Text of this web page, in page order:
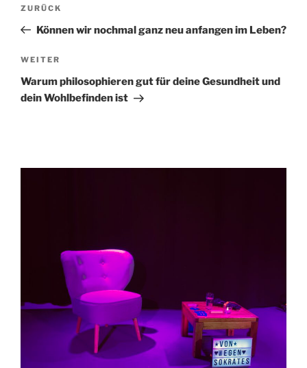
Vorheriger
Beitrag
ZURÜCK
Können wir nochmal ganz neu anfangen im Leben?
Nächster
Beitrag
WEITER
Warum philosophieren gut für deine Gesundheit und
dein Wohlbefinden ist